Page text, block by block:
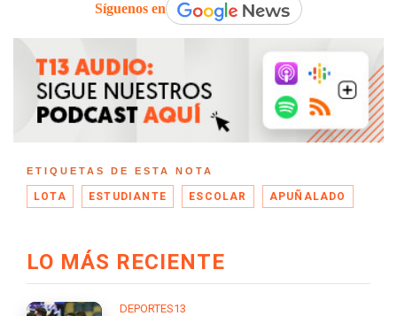
Síguenos en
ETIQUETAS DE ESTA NOTA
LOTA ESTUDIANTE ESCOLAR APUÑALADO
LO MÁS RECIENTE
DEPORTES13